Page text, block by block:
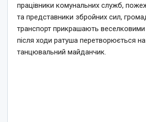
працівники комунальних служб,
та представники збройних сил,
транспорт прикрашають
після ходи ратуша перетворюється
танцювальний майданчик.